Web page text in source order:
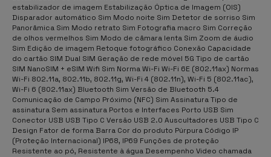
estabilizador de imagem Estabilização Óptica de Imagem (OIS)
Disparador automático Sim Modo noite Sim Detetor de sorriso Sim
Panorâmica Sim Modo retrato Sim Fotografia macro Sim Correção
de olhos vermelhos Sim Modo de câmara lenta Sim Zoom de áudio
Sim Edição de imagem Retoque fotográfico Conexão Capacidade
do cartão SIM Dual SIM Geração de rede móvel 5G Tipo de cartão
SIM NanoSIM + eSIM Wifi Sim Norma Wi-Fi Wi-Fi 6E (802.11ax) Normas
Wi-Fi 802.11a, 802.11b, 802.11g, Wi-Fi 4 (802.11n), Wi-Fi 5 (802.11ac),
Wi-Fi 6 (802.11ax) Bluetooth Sim Versão de Bluetooth 5.4
Comunicação de Campo Próximo (NFC) Sim Assinatura Tipo de
assinatura Sem assinatura Portos e Interfaces Porto USB Sim
Conector USB USB Tipo C Versão USB 2.0 Auscultadores USB Tipo C
Design Fator de forma Barra Cor do produto Púrpura Código IP
(Proteção Internacional) IP68, IP69 Funções de proteção
Resistente ao pó, Resistente à água Desempenho Video chamada